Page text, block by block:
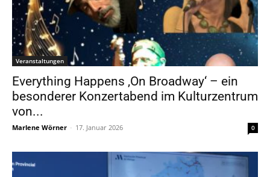
Veranstaltungen
Everything Happens ‚On Broadway‘ – ein
besonderer Konzertabend im Kulturzentrum
von...
Marlene Wörner - 17. Januar 2026 0